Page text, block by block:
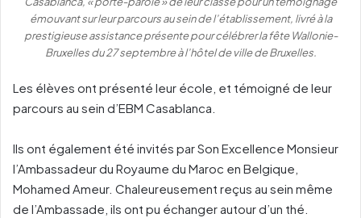
émouvant sur leur parcours au sein de l’établissement, livré à la
prestigieuse assistance présente pour célébrer la fête Wallonie-
Bruxelles du 27 septembre à l’hôtel de ville de Bruxelles.
Les élèves ont présenté leur école, et témoigné de leur
parcours au sein d’EBM Casablanca.
Ils ont également été invités par Son Excellence Monsieur
l’Ambassadeur du Royaume du Maroc en Belgique,
Mohamed Ameur. Chaleureusement reçus au sein même
de l’Ambassade, ils ont pu échanger autour d’un thé.